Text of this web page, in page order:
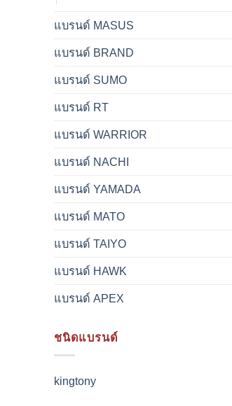
แบรนด์ MASUS
แบรนด์ BRAND
แบรนด์ SUMO
แบรนด์ RT
แบรนด์ WARRIOR
แบรนด์ NACHI
แบรนด์ YAMADA
แบรนด์ MATO
แบรนด์ TAIYO
แบรนด์ HAWK
แบรนด์ APEX
ชนิดแบรนด์
kingtony